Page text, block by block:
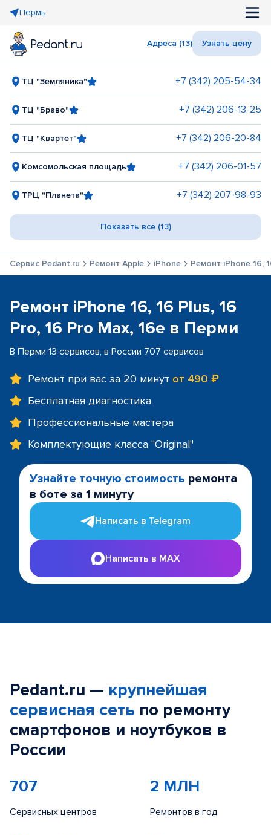
Пермь
Адреса (13) Узнать цену
ТЦ "Земляника" +7 (342) 205-54-34
ТЦ "Браво" +7 (342) 206-13-25
ТЦ "Квартет" +7 (342) 206-20-84
Комсомольская площадь +7 (342) 206-01-57
ТРЦ "Планета" +7 (342) 207-98-93
Показать все (13)
Сервис Pedant.ru Ремонт Apple iPhone Ремонт iPhone 16,
Ремонт iPhone 16, 16 Plus, 16
Pro, 16 Pro Max, 16e в Перми
В Перми 13 сервисов, в России 707 сервисов
Ремонт при вас за 20 минут от 490 ₽
Бесплатная диагностика
Профессиональные мастера
Комплектующие класса "Original"
Узнайте точную стоимость ремонта
в боте за 1 минуту
Написать в Telegram
Написать в MAX
Pedant.ru — крупнейшая
сервисная сеть по ремонту
смартфонов и ноутбуков в
России
707
Сервисных центров
2 МЛН
Ремонтов в год